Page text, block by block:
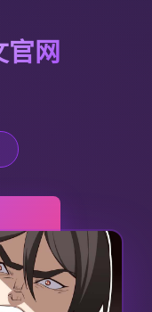
网